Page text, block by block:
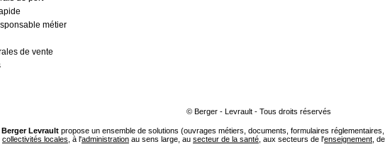
métier
de vente
© Berger - Levrault - Tous droits réservés
Levraultpropose un ensemble de solutions (ouvrages métiers, documents, formulaires
collectivités locales , à l'administration au sens large, au secteur de la santé , aux secteurs de l'enseignement ,